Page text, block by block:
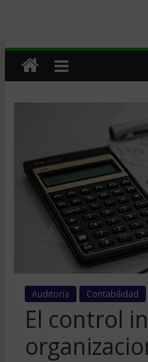
Auditoría Contabilidad
El control